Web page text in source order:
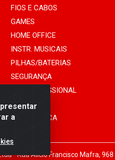
a
FIOS E CABOS
GAMES
HOME OFFICE
INSTR. MUSICAIS
PILHAS/BATERIAS
SEGURANÇA
SOM PROFISSIONAL
TELEFONIA
INFORMÁTICA
- Rua Alicio Francisco Mafra,